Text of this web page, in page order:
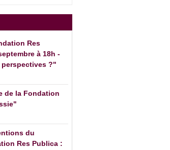
Res
à 18h -
?"
de la Fondation
du
Res Publica :